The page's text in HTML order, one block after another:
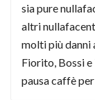
sia pure
altri
molti più danni
Fiorito, Bossi
pausa caffè